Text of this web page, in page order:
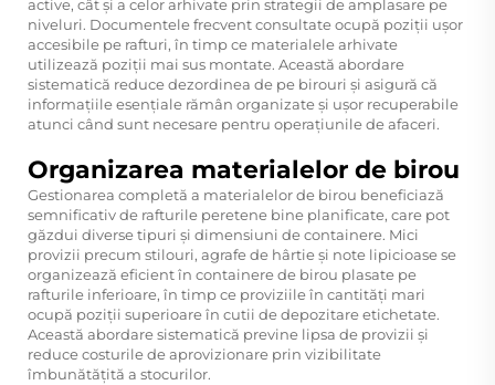
active, cât și a celor arhivate prin strategii de amplasare pe
niveluri. Documentele frecvent consultate ocupă poziții ușor
accesibile pe rafturi, în timp ce materialele arhivate
utilizează poziții mai sus montate. Această abordare
sistematică reduce dezordinea de pe birouri și asigură că
informațiile esențiale rămân organizate și ușor recuperabile
atunci când sunt necesare pentru operațiunile de afaceri.
Organizarea materialelor de birou
Gestionarea completă a materialelor de birou beneficiază
semnificativ de rafturile peretene bine planificate, care pot
găzdui diverse tipuri și dimensiuni de containere. Mici
provizii precum stilouri, agrafe de hârtie și note lipicioase se
organizează eficient în containere de birou plasate pe
rafturile inferioare, în timp ce proviziile în cantități mari
ocupă poziții superioare în cutii de depozitare etichetate.
Această abordare sistematică previne lipsa de provizii și
reduce costurile de aprovizionare prin vizibilitate
îmbunătățită a stocurilor.